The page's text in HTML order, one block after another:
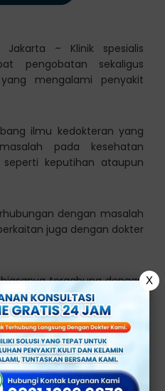
Jakarta – Klinik spesialis
pengobatan sekaligus
mengalami penyakit
ilmu kedokteran yang
pada kesehatan
keputihan ataupun
dengan masalah
juga dengan dokter
tergabung dengan
SpOG.
memeriksa dan
saja, tetapi juga
organ reproduksi wanita.
X